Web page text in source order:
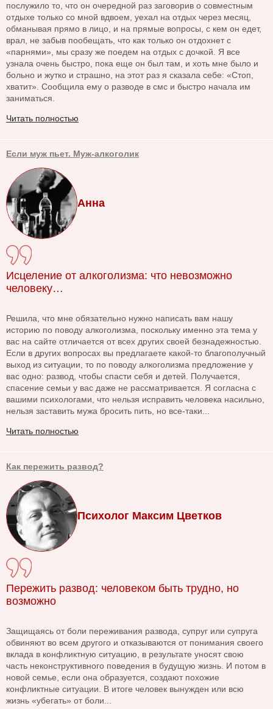
послужило то, что он очередной раз заговорив о совместным
отдыхе только со мной вдвоем, уехал на отдых через месяц,
обманывая прямо в лицо, и на прямые вопросы, с кем он едет,
врал, не забыв пообещать, что как только он отдохнет с
«парнями», мы сразу же поедем на отдых с дочкой. Я все
узнала очень быстро, пока еще он был там, и хоть мне было и
больно и жутко и страшно, на этот раз я сказала себе: «Стоп,
хватит». Сообщила ему о разводе в смс и быстро начала им
заниматься.
Читать полностью
Если муж пьет. Муж-алкоголик
Анна
Исцеление от алкоголизма: что невозможно
человеку…
Решила, что мне обязательно нужно написать вам нашу
историю по поводу алкоголизма, поскольку именно эта тема у
вас на сайте отличается от всех других своей безнадежностью.
Если в других вопросах вы предлагаете какой-то благополучный
выход из ситуации, то по поводу алкоголизма предложение у
вас одно: развод, чтобы спасти себя и детей. Получается,
спасение семьи у вас даже не рассматривается. Я согласна с
вашими психологами, что нельзя исправить человека насильно,
нельзя заставить мужа бросить пить, но все-таки...
Читать полностью
Как пережить развод?
Психолог Максим Цветков
Пережить развод: человеком быть трудно, но
возможно
Защищаясь от боли переживания развода, супруг или супруга
обвиняют во всем другого и отказываются от понимания своего
вклада в конфликтную ситуацию, в результате уносят свою
часть неконструктивного поведения в будущую жизнь. И потом в
новой семье, если она образуется, создают похожие
конфликтные ситуации. В итоге человек вынужден или всю
жизнь «убегать» от боли...